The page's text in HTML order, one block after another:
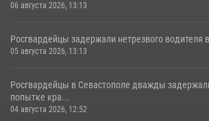
06 августа 2026, 13:13
Росгвардейцы задержали нетрезвого водителя
05 августа 2026, 13:13
Росгвардейцы в Севастополе дважды
попытке кра...
04 августа 2026, 12:52